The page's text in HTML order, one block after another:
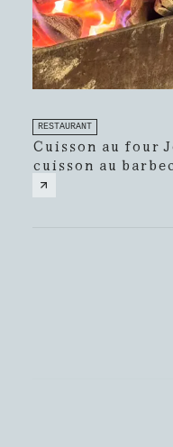
RESTAURANT
Cuisson au four
cuisson au